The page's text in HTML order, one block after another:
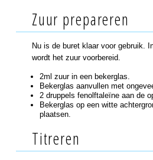
Zuur prepareren
Nu is de buret klaar voor gebruik.
wordt het zuur voorbereid.
2ml zuur in een bekerglas.
Bekerglas aanvullen met
2 druppels fenolftaleïne aan de
Bekerglas op een witte
plaatsen.
Titreren